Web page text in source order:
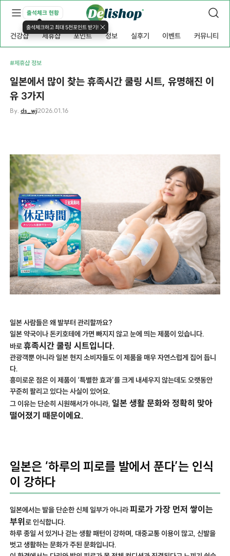
출석체크 현황
출석체크하고 최대 5천포인트 받기!
건강샵 제휴샵 포인트 정보 실후기 이벤트 커뮤니티
#제휴샵 정보
일본에서 많이 찾는 휴족시간 쿨링 시트, 유명해진 이
유 3가지
By.ds_wj2026.01.16
일본 사람들은 왜 발부터 관리할까요?
일본 약국이나 돈키호테에 가면 빠지지 않고 눈에 띄는 제품이 있습니다.
바로휴족시간 쿨링 시트입니다.
관광객뿐 아니라 일본 현지 소비자들도 이 제품을 매우 자연스럽게 집어 듭니
다.
흥미로운 점은 이 제품이 ‘특별한 효과’를 크게 내세우지 않는데도 오랫동안
꾸준히 팔리고 있다는 사실이 있어요.
그 이유는 단순히 시원해서가 아니라,일본 생활 문화와 정확히 맞아
떨어졌기 때문이에요.
일본은 ‘하루의 피로를 발에서 푼다’는 인식
이 강하다
일본에서는 발을 단순한 신체 일부가 아니라피로가 가장 먼저 쌓이는
부위로 인식합니다.
하루 종일 서 있거나 걷는 생활 패턴이 강하며, 대중교통 이용이 많고, 신발을
벗고 생활하는 문화가 주된 문화입니다.